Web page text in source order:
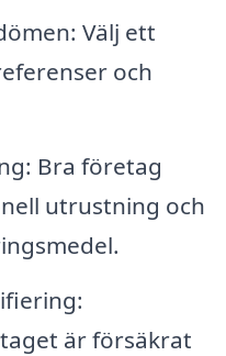
Välj ett
och
Bra företag
utrustning och
är försäkrat